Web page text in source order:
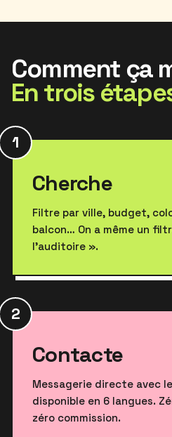
Comment ça
En trois
1
Cherche
Filtre par ville, budget,
balcon… On a même un
l'auditoire ».
2
Contacte
Messagerie directe avec
disponible en 6 langues.
zéro commission.